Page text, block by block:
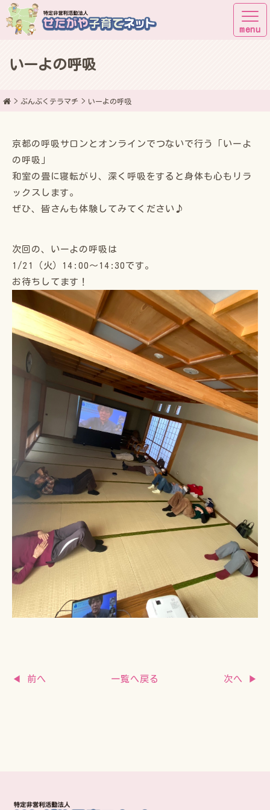
いーよの呼吸
ぶんぶくテラマチ いーよの呼吸
京都の呼吸サロンとオンラインでつないで行う「いーよ
の呼吸」
和室の畳に寝転がり、深く呼吸をすると身体も心もリラ
ックスします。
ぜひ、皆さんも体験してみてください♪
次回の、いーよの呼吸は
1/21（火）14:00〜14:30です。
お待ちしてます！
◀ 前へ 次へ ▶
一覧へ戻る